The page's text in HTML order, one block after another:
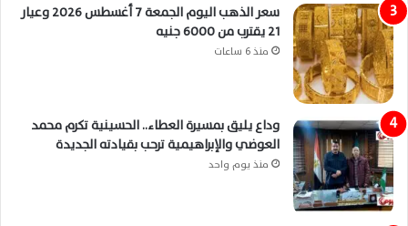
سعر الذهب اليوم الجمعة 7 أغسطس 2026 وعيار
21 يقترب من 6000 جنيه
منذ 6 ساعات
وداع يليق بمسيرة العطاء.. الحسينية تكرم محمد
العوضي والإبراهيمية ترحب بقيادته الجديدة
منذ يوم واحد